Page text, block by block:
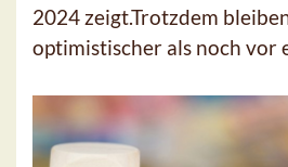
2024 zeigt.Trotzdem
optimistischer als noch vor